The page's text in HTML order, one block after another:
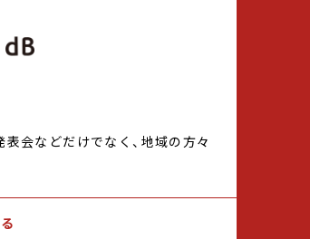
表会などだけでなく、地域の方々